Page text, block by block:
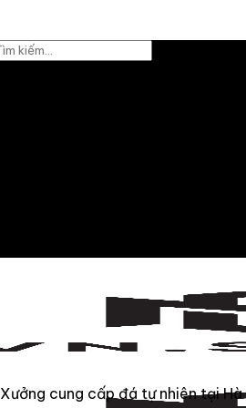
Xưởng cung cấp đá tự nhiên tại Hà